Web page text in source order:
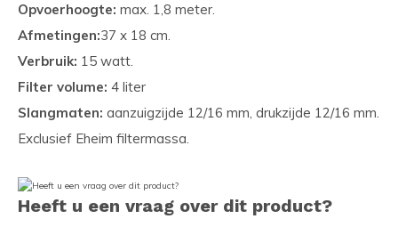
Opvoerhoogte: max. 1,8 meter.
Afmetingen:37 x 18 cm.
Verbruik: 15 watt.
Filter volume: 4 liter
Slangmaten: aanzuigzijde 12/16 mm, drukzijde 12/16 mm.
Exclusief Eheim filtermassa.
Heeft u een vraag over dit product?